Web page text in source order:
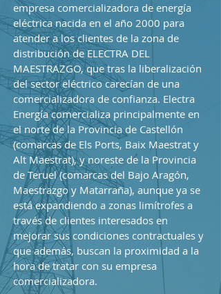
empresa comercializadora de energía
eléctrica nacida en el año 2000 para
atender a los clientes de la zona de
distribución de ELECTRA DEL
MAESTRAZGO, que tras la liberalización
del sector eléctrico carecían de una
comercializadora de confianza. Electra
Energía comercializa principalmente en
el norte de la Provincia de Castellón
(comarcas de Els Ports, Baix Maestrat y
Alt Maestrat), y noreste de la Provincia
de Teruel (comarcas del Bajo Aragón,
Maestrazgo y Matarraña), aunque ya se
está expandiendo a zonas limítrofes a
través de clientes interesados en
mejorar sus condiciones contractuales y
que además, buscan la proximidad a la
hora de tratar con su empresa
comercializadora.